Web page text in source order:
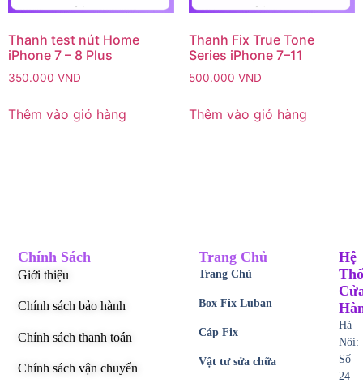
Thanh test nút Home
iPhone 7 – 8 Plus
350.000 VND
Thêm vào giỏ hàng
Thanh Fix True Tone
Series iPhone 7–11
500.000 VND
Thêm vào giỏ hàng
Trang Chủ
Trang Chủ
Box Fix Luban
Cáp Fix
Vật tư sửa chữa
Chính Sách
Giới thiệu
Chính sách bảo hành
Chính sách thanh toán
Chính sách vận chuyển
Hệ
Hà
Nội:
Số
24